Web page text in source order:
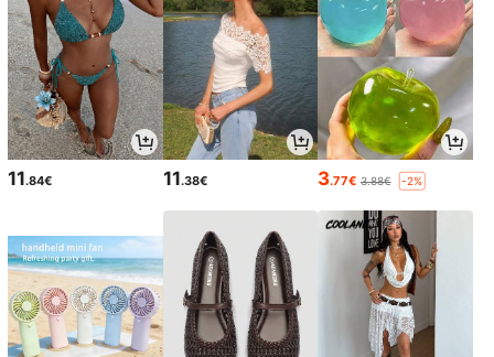
11.84€ 11.38€ 3.77€ 3.88€ -2%